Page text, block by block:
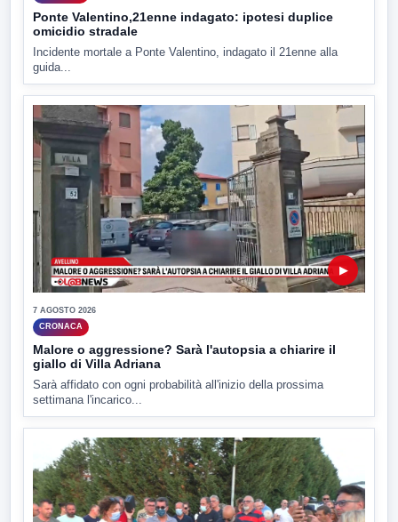
Ponte Valentino,21enne indagato: ipotesi duplice
omicidio stradale
Incidente mortale a Ponte Valentino, indagato il 21enne alla
guida...
▶
7 AGOSTO 2026
CRONACA
Malore o aggressione? Sarà l'autopsia a chiarire il
giallo di Villa Adriana
Sarà affidato con ogni probabilità all'inizio della prossima
settimana l'incarico...